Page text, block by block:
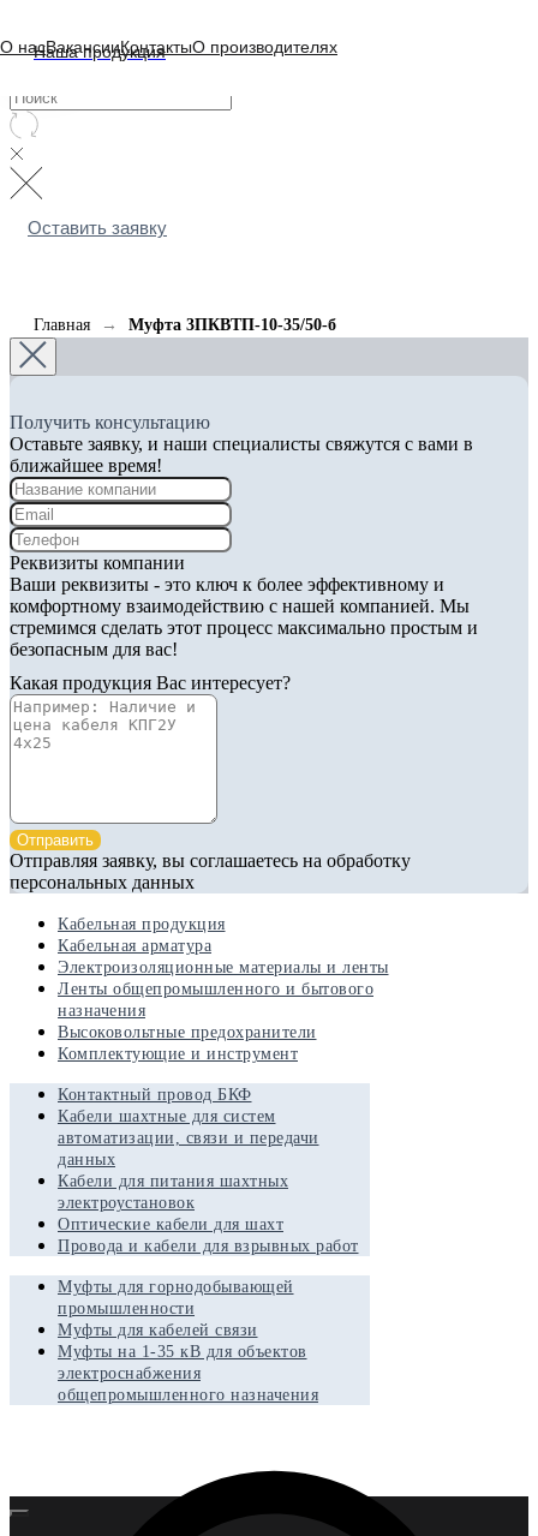
Главная Муфта 3ПКВТП-10-35/50-б
Получить консультацию
Оставьте заявку, и наши специалисты свяжутся с вами в
ближайшее время!
Реквизиты компании
Ваши реквизиты - это ключ к более эффективному и
комфортному взаимодействию с нашей компанией. Мы
стремимся сделать этот процесс максимально простым и
безопасным для вас!
Какая продукция Вас интересует?
Отправить
Отправляя заявку, вы соглашаетесь на обработку
персональных данных
Кабельная продукция
Кабельная арматура
Электроизоляционные материалы и ленты
Ленты общепромышленного и бытового
назначения
Высоковольтные предохранители
Комплектующие и инструмент
Контактный провод БКФ
Кабели шахтные для систем
автоматизации, связи и передачи
данных
Кабели для питания шахтных
электроустановок
Оптические кабели для шахт
Провода и кабели для взрывных работ
Муфты для горнодобывающей
промышленности
Муфты для кабелей связи
Муфты на 1-35 кВ для объектов
электроснабжения
общепромышленного назначения
Наша продукция
О насВакансииКонтактыО производителях
Оставить заявку